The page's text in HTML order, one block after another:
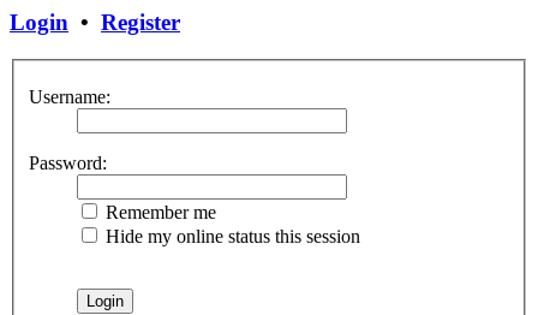
Login • Register
Username:
Password:
Remember me
Hide my online status this session